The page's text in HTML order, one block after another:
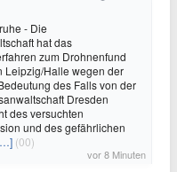
- Die
hat das
zum Drohnenfund
Leipzig/Halle wegen der
des Falls von der
Dresden
des versuchten
und des gefährlichen
(00)
vor 8 Minuten